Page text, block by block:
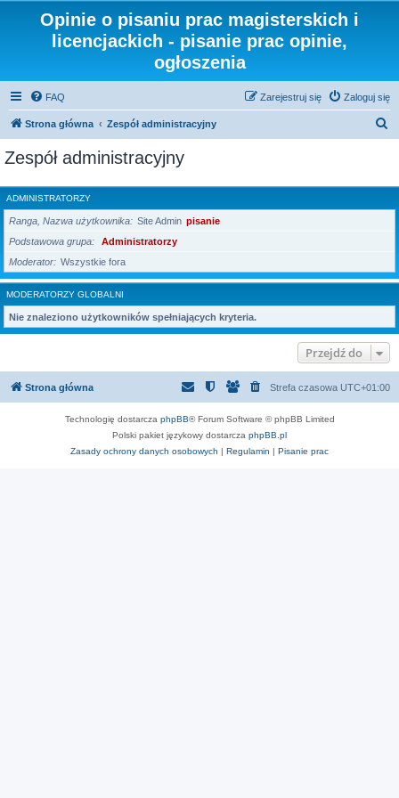
Opinie o pisaniu prac magisterskich i
licencjackich - pisanie prac opinie,
ogłoszenia
FAQ Zaloguj się
Zarejestruj się
Strona główna Zespół administracyjny
k
a
Zespół administracyjny
ADMINISTRATORZY
Ranga, Nazwa użytkownika Site Admin pisanie
Podstawowa grupa
Administratorzy
Moderator
Wszystkie fora
MODERATORZY GLOBALNI
Nie znaleziono użytkowników spełniających kryteria.
Przejdź do
Strona główna Strefa czasowa UTC+01:00
Technologię dostarcza phpBB® Forum Software © phpBB Limited
Polski pakiet językowy dostarcza phpBB.pl
Zasady ochrony danych osobowych | Regulamin | Pisanie prac